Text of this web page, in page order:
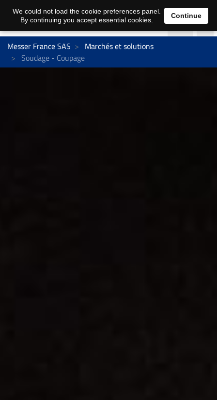
Messer France SAS
Marchés et solutions
Soudage - Coupage
We could not load the cookie preferences panel.
By continuing you accept essential cookies.
Continue